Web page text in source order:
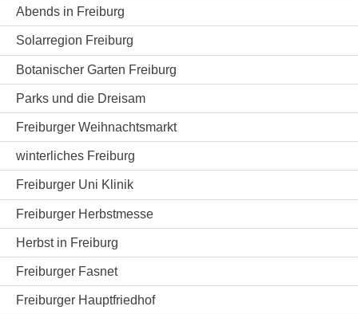
Abends in Freiburg
Solarregion Freiburg
Botanischer Garten Freiburg
Parks und die Dreisam
Freiburger Weihnachtsmarkt
winterliches Freiburg
Freiburger Uni Klinik
Freiburger Herbstmesse
Herbst in Freiburg
Freiburger Fasnet
Freiburger Hauptfriedhof